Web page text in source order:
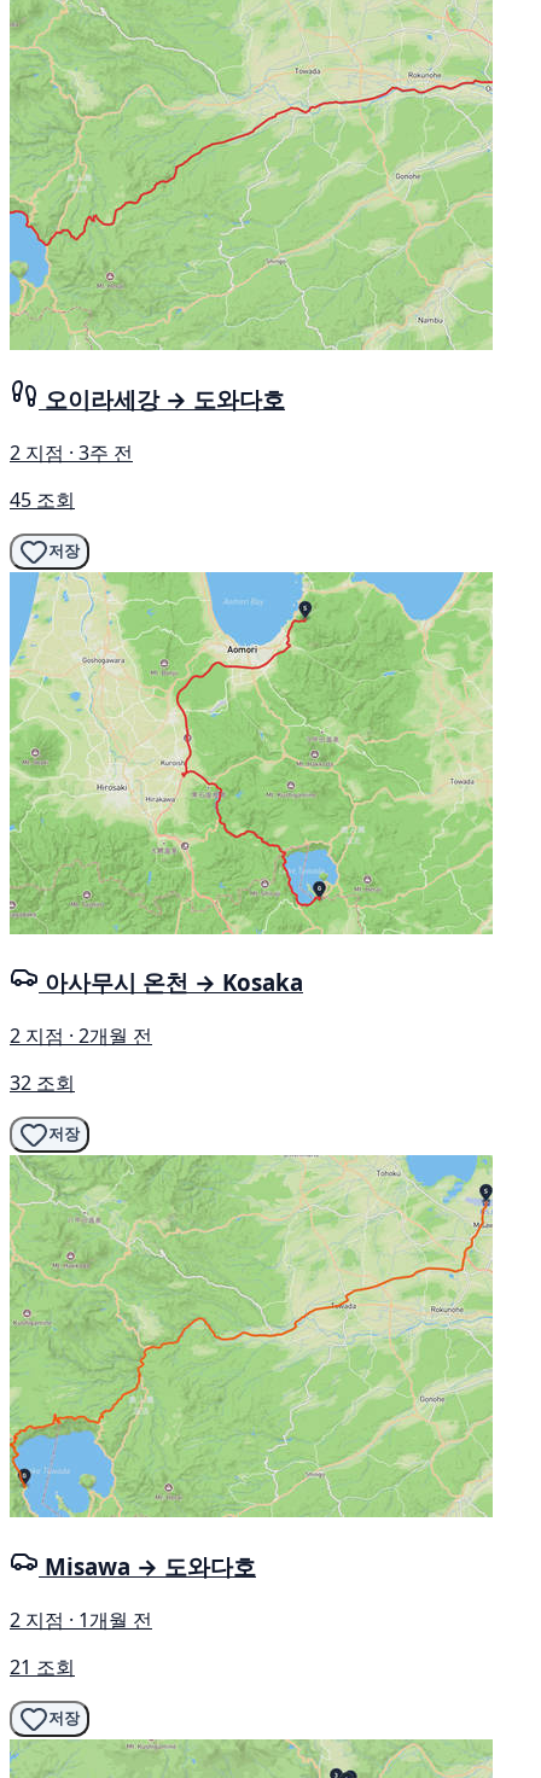
오이라세강 → 도와다호
2 지점 · 3주 전
45 조회
저장
아사무시 온천 → Kosaka
2 지점 · 2개월 전
32 조회
저장
Misawa → 도와다호
2 지점 · 1개월 전
21 조회
저장